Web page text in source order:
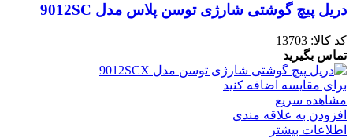
دریل پیچ گوشتی شارژی توسن پلاس مدل 9012SC
کد کالا: 13703
تماس بگیرید
برای مقایسه اضافه کنید
مشاهده سریع
افزودن به علاقه مندی
اطلاعات بیشتر